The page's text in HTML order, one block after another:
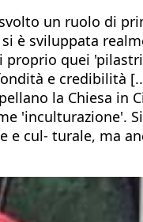
un ruolo di
è sviluppata
quei
e credibilità
la Chiesa in
'inculturazione'.
cul- turale, ma